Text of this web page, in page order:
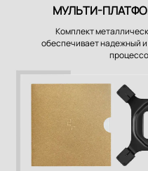
МУЛЬТИ-
Комплект
обеспечивает надежный